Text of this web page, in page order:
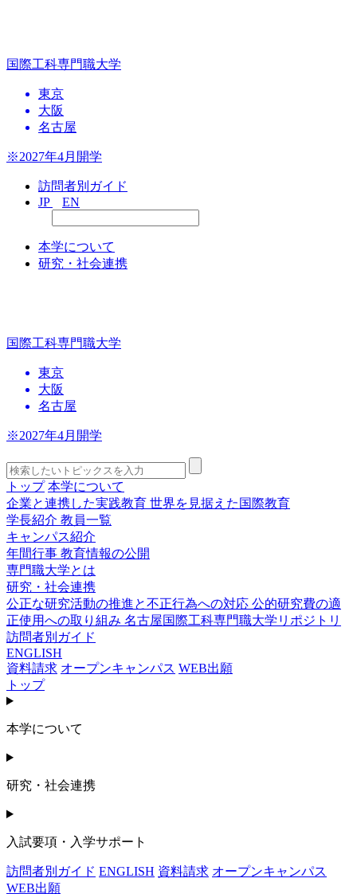
国際工科専門職大学
東京
大阪
名古屋
※2027年4月開学
訪問者別ガイド
JP
EN
本学について
研究・社会連携
国際工科専門職大学
東京
大阪
名古屋
※2027年4月開学
トップ 本学について
企業と連携した実践教育 世界を見据えた国際教育
学長紹介 教員一覧
キャンパス紹介
年間行事 教育情報の公開
専門職大学とは
研究・社会連携
公正な研究活動の推進と不正行為への対応 公的研究費の適
正使用への取り組み 名古屋国際工科専門職大学リポジトリ
訪問者別ガイド
ENGLISH
資料請求 オープンキャンパス WEB出願
トップ
本学について
研究・社会連携
入試要項・入学サポート
訪問者別ガイド ENGLISH 資料請求 オープンキャンパス
WEB出願